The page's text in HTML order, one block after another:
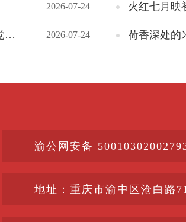
2026-07-24
2026-07-24
火红七月映
荷香深处
渝公网安备
地址：重庆市渝中区沧白路